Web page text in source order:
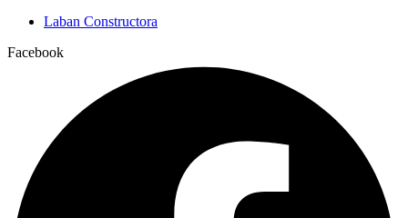
Laban Constructora
Facebook